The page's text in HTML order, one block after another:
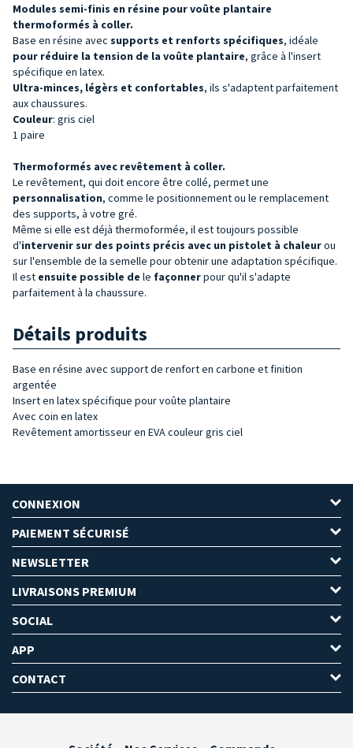
Modules semi-finis en résine pour voûte plantaire
thermoformés à coller.
Base en résine avec supports et renforts spécifiques, idéale
pour réduire la tension de la voûte plantaire, grâce à l'insert
spécifique en latex.
Ultra-minces, légèrs et confortables, ils s'adaptent parfaitement
aux chaussures.
Couleur: gris ciel
1 paire
Thermoformés avec revêtement à coller.
Le revêtement, qui doit encore être collé, permet une
personnalisation, comme le positionnement ou le remplacement
des supports, à votre gré.
Même si elle est déjà thermoformée, il est toujours possible
d'intervenir sur des points précis avec un pistolet à chaleurou
sur l'ensemble de la semelle pour obtenir une adaptation spécifique.
Il est ensuite possible de le façonnerpour qu'il s'adapte
parfaitement à la chaussure.
Détails produits
Base en résine avec support de renfort en carbone et finition
argentée
Insert en latex spécifique pour voûte plantaire
Avec coin en latex
Revêtement amortisseur en EVA couleur gris ciel
CONNEXION
PAIEMENT SÉCURISÉ
NEWSLETTER
LIVRAISONS PREMIUM
SOCIAL
APP
CONTACT